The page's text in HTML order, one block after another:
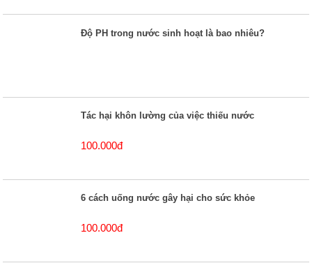
Độ PH trong nước sinh hoạt là bao nhiêu?
Tác hại khôn lường của việc thiếu nước
100.000đ
6 cách uống nước gây hại cho sức khỏe
100.000đ